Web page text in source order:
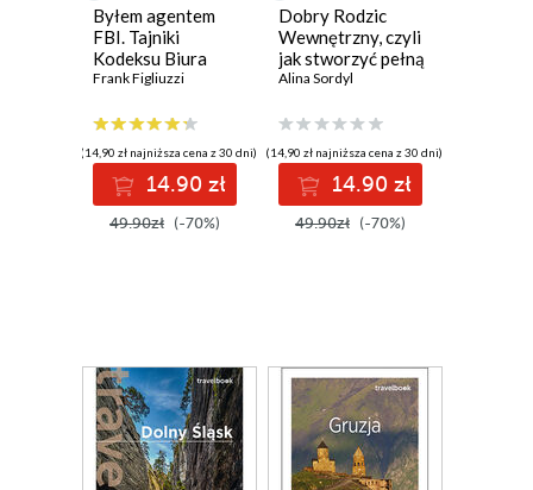
Byłem agentem
FBI. Tajniki
Kodeksu Biura
Frank Figliuzzi
(14,90 zł najniższa cena z 30 dni)
14.90 zł
49.90zł (-70%)
Dobry Rodzic
Wewnętrzny, czyli
jak stworzyć pełną
troski i miłości
Alina Sordyl
(14,90 zł najniższa cena z 30 dni)
14.90 zł
49.90zł (-70%)